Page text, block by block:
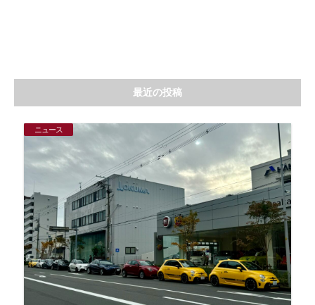
最近の投稿
ニュース